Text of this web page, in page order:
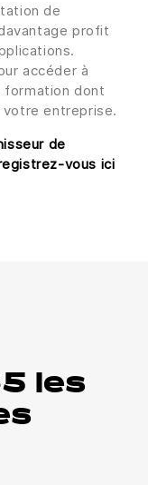
de
profit
accéder à
formation dont
entreprise.
de
vous ici
les